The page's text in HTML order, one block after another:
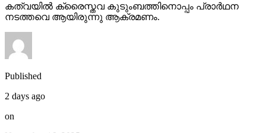
കത്വയില്‍ ക്രൈസ്തവ കുടുംബത്തിനൊപ്പം പ്രാര്‍ഥന
നടത്തവെ ആയിരുന്നു ആക്രമണം.
Published
2 days ago
on